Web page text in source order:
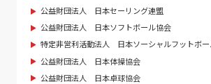
公益財団法人 日本セーリング連盟
公益財団法人 日本ソフトボール協会
特定非営利活動法人 日本ソーシャルフットボー
公益財団法人 日本体操協会
公益財団法人 日本卓球協会